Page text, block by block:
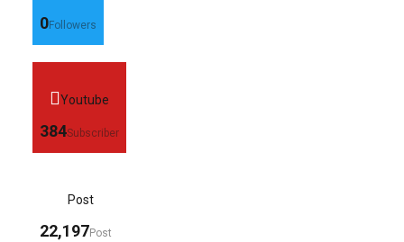
0Followers
Youtube
384Subscriber
Post
22,197Post